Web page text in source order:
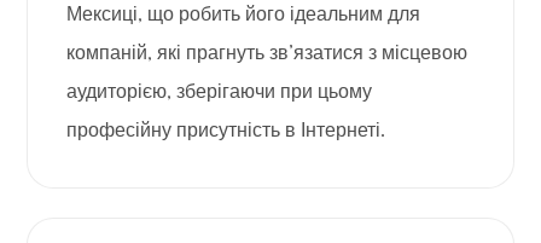
Мексиці, що робить його ідеальним для
компаній, які прагнуть зв’язатися з місцевою
аудиторією, зберігаючи при цьому
професійну присутність в Інтернеті.